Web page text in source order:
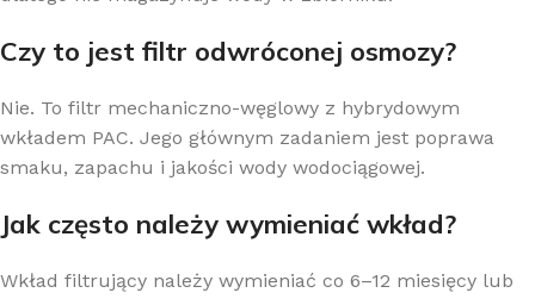
Czy to jest filtr odwróconej osmozy?
Nie. To filtr mechaniczno-węglowy z hybrydowym
wkładem PAC. Jego głównym zadaniem jest poprawa
smaku, zapachu i jakości wody wodociągowej.
Jak często należy wymieniać wkład?
Wkład filtrujący należy wymieniać co 6–12 miesięcy lub